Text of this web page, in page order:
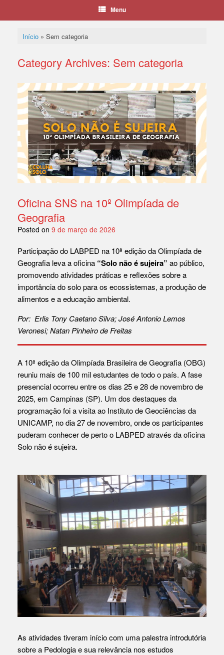
Menu
Início» Sem categoria
Category Archives: Sem categoria
Oficina SNS na 10º Olimpíada de
Geografia
Posted on 9 de março de 2026
Participação do LABPED na 10ª edição da Olimpíada de
Geografia leva a oficina “Solo não é sujeira” ao público,
promovendo atividades práticas e reflexões sobre a
importância do solo para os ecossistemas, a produção de
alimentos e a educação ambiental.
Por: Erlis Tony Caetano Silva; José Antonio Lemos
Veronesi; Natan Pinheiro de Freitas
A 10ª edição da Olimpíada Brasileira de Geografia (OBG)
reuniu mais de 100 mil estudantes de todo o país. A fase
presencial ocorreu entre os dias 25 e 28 de novembro de
2025, em Campinas (SP). Um dos destaques da
programação foi a visita ao Instituto de Geociências da
UNICAMP, no dia 27 de novembro, onde os participantes
puderam conhecer de perto o LABPED através da oficina
Solo não é sujeira.
As atividades tiveram início com uma palestra introdutória
sobre a Pedologia e sua relevância nos estudos